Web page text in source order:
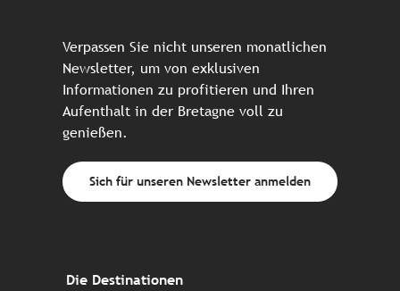
Verpassen Sie nicht unseren monatlichen
Newsletter, um von exklusiven
Informationen zu profitieren und Ihren
Aufenthalt in der Bretagne voll zu
genießen.
Sich für unseren Newsletter anmelden
Die Destinationen